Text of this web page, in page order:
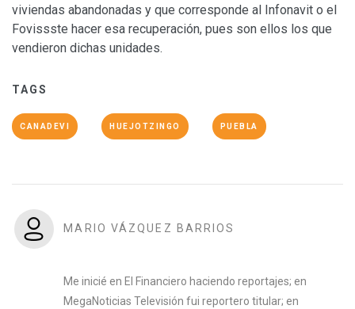
viviendas abandonadas y que corresponde al Infonavit o el
Fovissste hacer esa recuperación, pues son ellos los que
vendieron dichas unidades.
TAGS
CANADEVI HUEJOTZINGO PUEBLA
MARIO VÁZQUEZ BARRIOS
Me inicié en El Financiero haciendo reportajes; en
MegaNoticias Televisión fui reportero titular; en